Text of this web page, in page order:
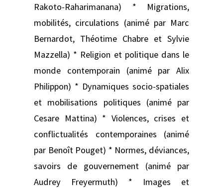
Rakoto-Raharimanana) * Migrations,
mobilités, circulations (animé par Marc
Bernardot, Théotime Chabre et Sylvie
Mazzella) * Religion et politique dans le
monde contemporain (animé par Alix
Philippon) * Dynamiques socio-spatiales
et mobilisations politiques (animé par
Cesare Mattina) * Violences, crises et
conflictualités contemporaines (animé
par Benoît Pouget) * Normes, déviances,
savoirs de gouvernement (animé par
Audrey Freyermuth) * Images et